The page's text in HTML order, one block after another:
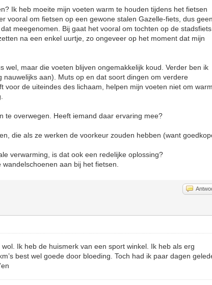
Ik heb moeite mijn voeten warm te houden tijdens het fietsen
vooral om fietsen op een gewone stalen Gazelle-fiets, dus geen
meegenomen. Bij gaat het vooral om tochten op de stadsfiets
na een enkel uurtje, zo ongeveer op het moment dat mijn
wel, maar die voeten blijven ongemakkelijk koud. Verder ben ik
aan). Muts op en dat soort dingen om verdere
voor de uiteindes des lichaam, helpen mijn voeten niet om
te overwegen. Heeft iemand daar ervaring mee?
die als ze werken de voorkeur zouden hebben (want
verwarming, is dat ook een redelijke oplossing?
aan bij het fietsen.
Ik heb de huismerk van een sport winkel. Ik heb als erg
best wel goede door bloeding. Toch had ik paar dagen